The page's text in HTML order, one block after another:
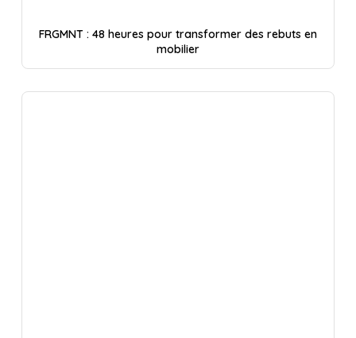
FRGMNT : 48 heures pour transformer des rebuts en
mobilier